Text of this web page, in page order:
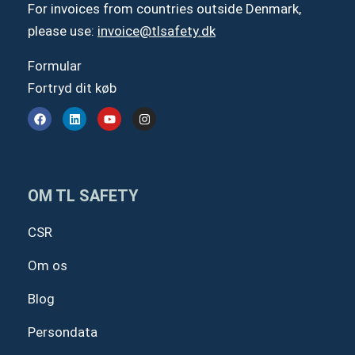
For invoices from countries outside Denmark,
please use: invoice@tlsafety.dk
Formular
Fortryd dit køb
F
a
c
k
L
i
n
n
Y
o
u
I
n
s
OM TL SAFETY
CSR
Om os
Blog
Persondata